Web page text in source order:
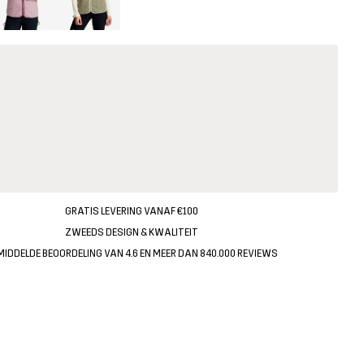
GRATIS LEVERING VANAF €100
ZWEEDS DESIGN & KWALITEIT
BEOORDELING VAN 4.6 EN MEER DAN 840.000 REVIEWS